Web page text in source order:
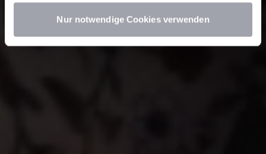
Nur notwendige Cookies verwenden